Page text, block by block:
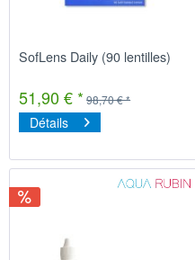
SofLens Daily (90 lentilles)
51,90 € * 98,70 € *
Détails